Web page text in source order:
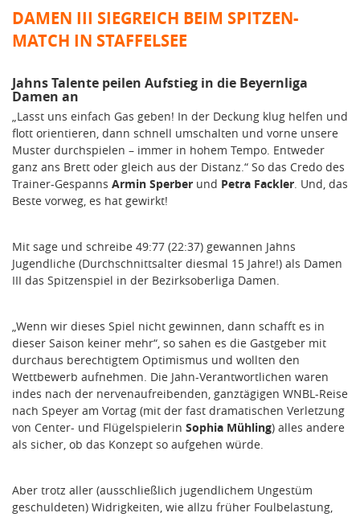
DAMEN III SIEGREICH BEIM SPITZEN-
MATCH IN STAFFELSEE
Jahns Talente peilen Aufstieg in die Beyernliga
Damen an
„Lasst uns einfach Gas geben! In der Deckung klug helfen und
flott orientieren, dann schnell umschalten und vorne unsere
Muster durchspielen – immer in hohem Tempo. Entweder
ganz ans Brett oder gleich aus der Distanz.“ So das Credo des
Trainer-Gespanns Armin Sperber und Petra Fackler . Und, das
Beste vorweg, es hat gewirkt!
Mit sage und schreibe 49:77 (22:37) gewannen Jahns
Jugendliche (Durchschnittsalter diesmal 15 Jahre!) als Damen
III das Spitzenspiel in der Bezirksoberliga Damen.
„Wenn wir dieses Spiel nicht gewinnen, dann schafft es in
dieser Saison keiner mehr“, so sahen es die Gastgeber mit
durchaus berechtigtem Optimismus und wollten den
Wettbewerb aufnehmen. Die Jahn-Verantwortlichen waren
indes nach der nervenaufreibenden, ganztägigen WNBL-Reise
nach Speyer am Vortag (mit der fast dramatischen Verletzung
von Center- und Flügelspielerin Sophia Mühling) alles andere
als sicher, ob das Konzept so aufgehen würde.
Aber trotz aller (ausschließlich jugendlichem Ungestüm
geschuldeten) Widrigkeiten, wie allzu früher Foulbelastung,